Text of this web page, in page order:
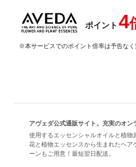
ポイント 4
※本サービスでのポイント倍率は予告なく
アヴェダ公式通販サイト。充実のオン
使用するエッセンシャルオイルと植物
花と植物エッセンスから生まれたヘ
ーンもご用意！最短翌日配送。